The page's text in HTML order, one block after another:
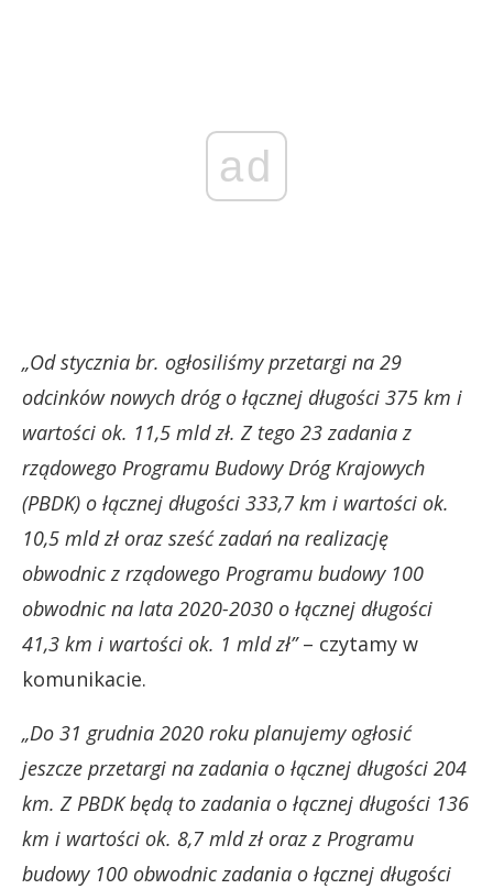
ad
„Od stycznia br. ogłosiliśmy przetargi na 29
odcinków nowych dróg o łącznej długości 375 km i
wartości ok. 11,5 mld zł. Z tego 23 zadania z
rządowego Programu Budowy Dróg Krajowych
(PBDK) o łącznej długości 333,7 km i wartości ok.
10,5 mld zł oraz sześć zadań na realizację
obwodnic z rządowego Programu budowy 100
obwodnic na lata 2020-2030 o łącznej długości
41,3 km i wartości ok. 1 mld zł”– czytamy w
komunikacie.
„Do 31 grudnia 2020 roku planujemy ogłosić
jeszcze przetargi na zadania o łącznej długości 204
km. Z PBDK będą to zadania o łącznej długości 136
km i wartości ok. 8,7 mld zł oraz z Programu
budowy 100 obwodnic zadania o łącznej długości